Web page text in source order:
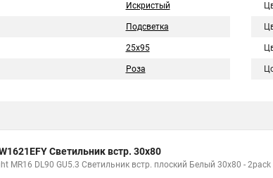
Искристый
Подсветка
25x95
Роза
Светильник встр. 30x80
MR16 DL90 GU5.3 Светильник встр. плоский Белый 30x80 - 2pack